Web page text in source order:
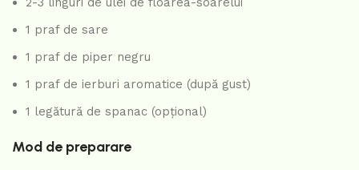
1 praf de sare
1 praf de piper negru
1 praf de ierburi aromatice (după gust)
1 legătură de spanac (opțional)
Mod de preparare